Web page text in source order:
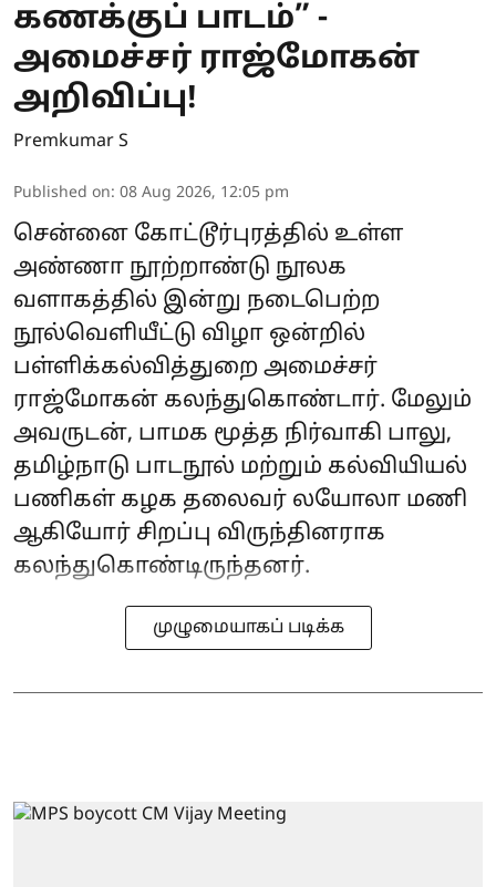
கணக்குப் பாடம்” -
அமைச்சர் ராஜ்மோகன்
அறிவிப்பு!
Premkumar S
Published on: 08 Aug 2026, 12:05 pm
சென்னை கோட்டூர்புரத்தில் உள்ள
அண்ணா நூற்றாண்டு நூலக
வளாகத்தில் இன்று நடைபெற்ற
நூல்வெளியீட்டு விழா ஒன்றில்
பள்ளிக்கல்வித்துறை அமைச்சர்
ராஜ்மோகன் கலந்துகொண்டார். மேலும்
அவருடன், பாமக மூத்த நிர்வாகி பாலு,
தமிழ்நாடு பாடநூல் மற்றும் கல்வியியல்
பணிகள் கழக தலைவர் லயோலா மணி
ஆகியோர் சிறப்பு விருந்தினராக
கலந்துகொண்டிருந்தனர்.
முழுமையாகப் படிக்க